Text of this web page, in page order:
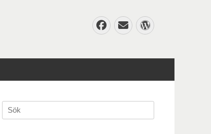
Facebook
E-
post
Sök
efter: